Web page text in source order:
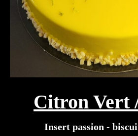
Citron Vert
Insert passion -